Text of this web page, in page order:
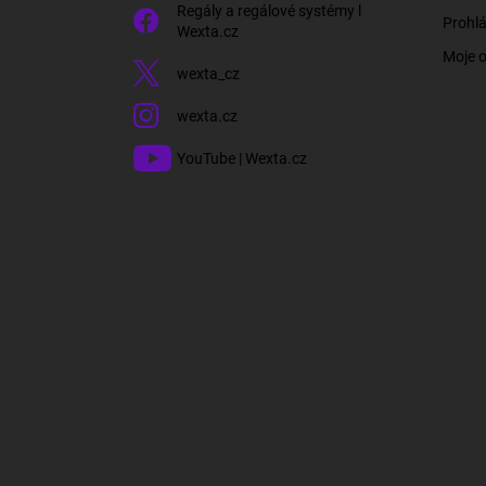
Regály a regálové systémy l
Wexta.cz
wexta_cz
wexta.cz
YouTube | Wexta.cz
Moje